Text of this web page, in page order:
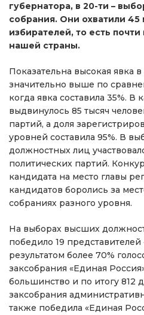
губернатора, в 20-ти –
собрания. Они охватили 45
избирателей, то есть
нашей страны.
Показательна высокая явка в
значительно выше по
когда явка составила 35%. В
выдвинулось 85 тысяч
партий, а доля
уровней составила 95%. В
должностных лиц
политических партий.
кандидата на место главы
кандидатов боролись за
собраниях разного уровня.
На выборах высших
победило 19
результатом более 70%
заксобрания «Единая
большинство и по итогу 812
заксобрания
также победила «Единая